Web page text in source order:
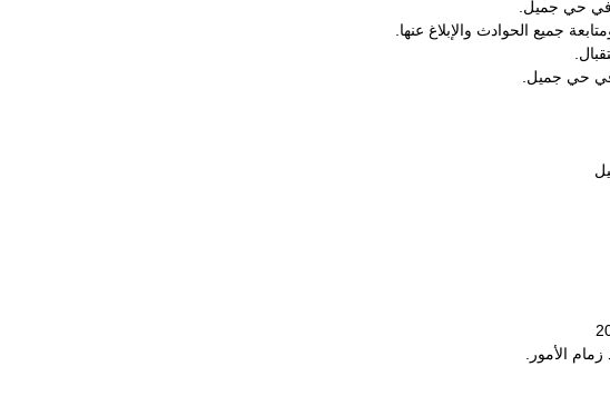
في حي جميل.
جميع الحوادث والإبلاغ عنها.
في حي جميل.
الأمور.